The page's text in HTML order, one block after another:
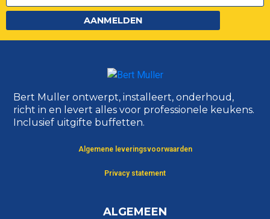
AANMELDEN
Bert Muller ontwerpt, installeert, onderhoud,
richt in en levert alles voor professionele keukens.
Inclusief uitgifte buffetten.
Algemene leveringsvoorwaarden
Privacy statement
ALGEMEEN